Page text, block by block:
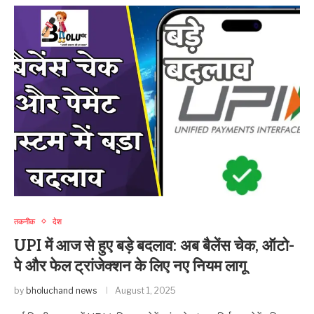
तकनीक देश
UPI में आज से हुए बड़े बदलाव: अब बैलेंस चेक, ऑटो-
पे और फेल ट्रांजेक्शन के लिए नए नियम लागू
by bholuchand news August 1, 2025